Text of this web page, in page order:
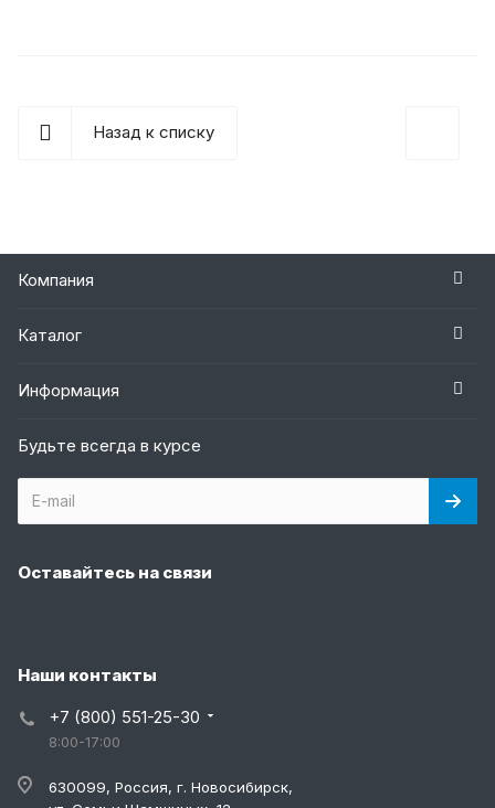
Назад к списку
Компания
Каталог
Информация
Будьте всегда в курсе
Оставайтесь на связи
Наши контакты
+7 (800) 551-25-30
8:00-17:00
630099, Россия, г. Новосибирск,